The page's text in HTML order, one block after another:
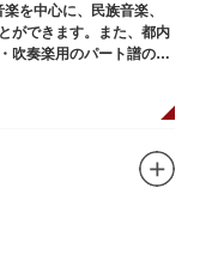
を中心に、民族音楽、
ができます。また、都内
吹奏楽用のパート譜の館